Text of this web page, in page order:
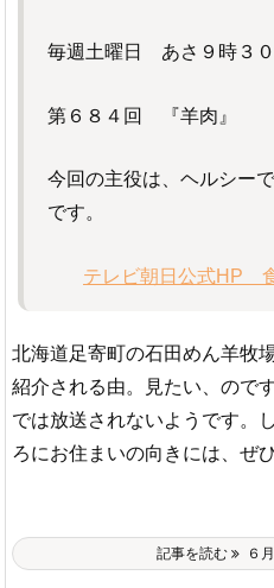
毎週土曜日 あさ９時３
第６８４回 『羊肉』
今回の主役は、ヘルシー
です。
テレビ朝日公式HP
北海道足寄町の石田めん羊牧
紹介される由。見たい、ので
では放送されないようです。
ろにお住まいの向きには、ぜひ
記事を読む ６